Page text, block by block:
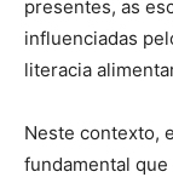
presentes, as
influenciadas
literacia
Neste contexto,
fundamental